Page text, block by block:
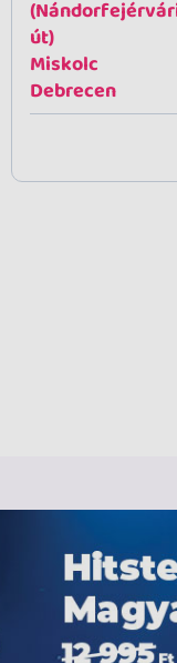
út)
Miskolc
Debrecen